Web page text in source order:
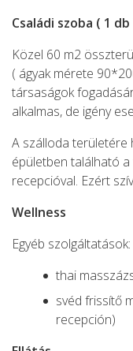
Családi szoba ( 1 db
Közel 60 m2
( ágyak mérete
társaságok
alkalmas, de igény
A szálloda területére
épületben található
recepcióval. Ezért
Wellness
Egyéb szolgáltatások:
thai
svéd frissítő
recepción)